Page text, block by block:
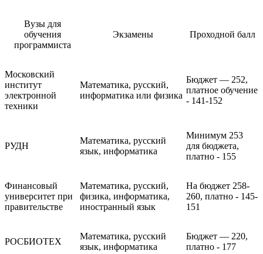
Вузы для
обучения
программиста
Экзамены Проходной балл
Московский
институт
электронной
техники
Математика, русский,
информатика или физика
Бюджет — 252,
платное обучение
- 141-152
РУДН
Математика, русский
язык, информатика
Минимум 253
для бюджета,
платно - 155
Финансовый
университет при
правительстве
Математика, русский,
физика, информатика,
иностранный язык
На бюджет 258-
260, платно - 145-
151
РОСБИОТЕХ
Математика, русский
язык, информатика
Бюджет — 220,
платно - 177